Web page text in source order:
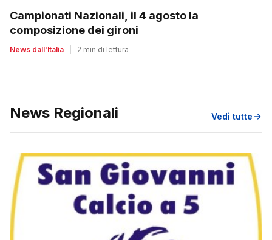
Campionati Nazionali, il 4 agosto la
composizione dei gironi
News dall'Italia 2 min di lettura
News Regionali Vedi tutte